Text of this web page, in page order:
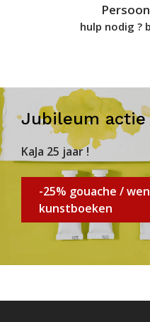
hulp nodig ?
Jubileum
KaJa 25 jaar !
-25% gouache /
kunstboeken